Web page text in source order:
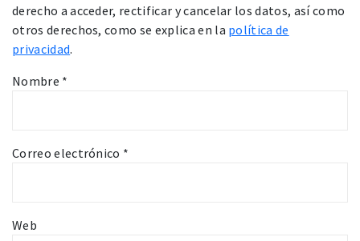
derecho a acceder, rectificar y cancelar los datos, así como
otros derechos, como se explica en la política de
privacidad.
Nombre *
Correo electrónico *
Web